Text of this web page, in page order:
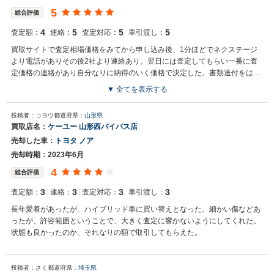
総合評価 5
査定額： 4 連絡： 5 査定対応： 5 車引渡し： 5
買取サイトで査定相場価格をみてから申し込み後、1分ほどでネクステージ
より電話がありその後2社より連絡あり。翌日には査定してもらい一番に査
定価格の連絡があり自分なりに納得のいく価格で決定した。書類送付をはじ
め対応スピードが速い。引取りの陸送費が必要なのは残念
▼ 全てを表示する
投稿者：コヨウ都道府県： 山形県
買取店名： ケーユー 山形西バイパス店
売却した車：
トヨタ ノア
売却時期：2023年6月
総合評価 4
査定額： 3 連絡： 3 査定対応： 3 車引渡し： 3
長年愛着があったが、ハイブリッド車に買い替えとなった。細かい傷などあ
ったが、許容範囲ということで、大きく査定に響かないようにしてくれた。
状態も良かったのか、それなりの額で取引してもらえた。
投稿者：さく 都道府県： 埼玉県